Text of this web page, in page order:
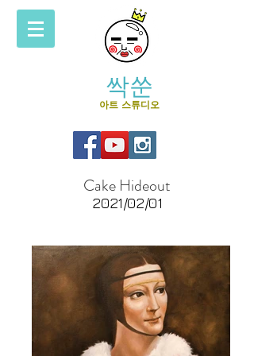
싹쑨
아트 스튜디오
Cake Hideout
2021/02/01